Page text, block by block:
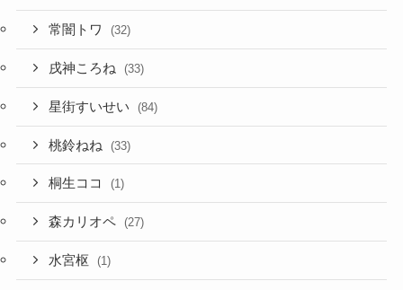
常闇トワ (32)
戌神ころね (33)
星街すいせい (84)
桃鈴ねね (33)
桐生ココ (1)
森カリオペ (27)
水宮枢 (1)